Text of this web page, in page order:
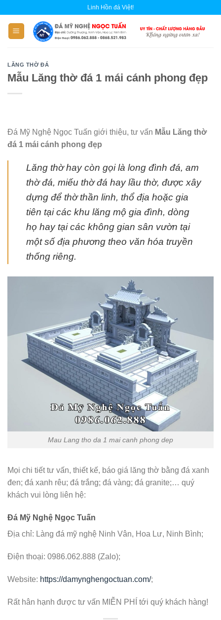
content
Linh Hồn đá Việt!
LĂNG THỜ ĐÁ
Mẫu Lăng thờ đá 1 mái cánh phong đẹp
Đá Mỹ Nghệ Ngọc Tuấn giới thiệu, tư vấn Mẫu Lăng thờ
đá 1 mái cánh phong đẹp
Lăng thờ hay còn gọi là long đình đá, am
thờ đá, miếu thờ đá hay lầu thờ, được xây
dựng để thờ thần linh, thổ địa hoặc gia
tiên tại các khu lăng mộ gia đình, dòng
họ hay tại các không gian sân vườn tại
một số địa phương theo văn hóa truyền
thống riêng.
Mau Lang tho da 1 mai canh phong dep
Mọi chi tiết tư vấn, thiết kế, báo giá lăng thờ bằng đá xanh
đen; đá xanh rêu; đá trắng; đá vàng; đá granite;… quý
khách vui lòng liên hệ:
Đá Mỹ Nghệ Ngọc Tuấn
Địa chỉ: Làng đá mỹ nghệ Ninh Vân, Hoa Lư, Ninh Bình;
Điện thoại: 0986.062.888 (Zalo);
Website: https://damynghengoctuan.com/;
Rất hân hạnh được tư vấn MIỄN PHÍ tới quý khách hàng!